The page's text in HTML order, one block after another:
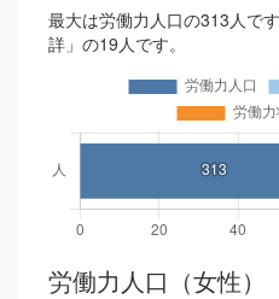
最大は労働力人口の313人で
詳」の19人です。
労働力人口（女性）